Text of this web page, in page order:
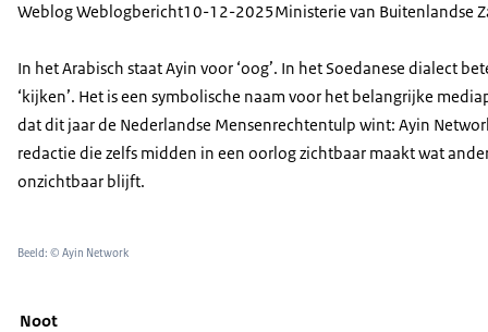
Weblog Weblogbericht10-12-2025Ministerie van Buitenlandse
In het Arabisch staat Ayin voor ‘oog’. In het Soedanese dialect
‘kijken’. Het is een symbolische naam voor het belangrijke
dat dit jaar de Nederlandse Mensenrechtentulp wint: Ayin
redactie die zelfs midden in een oorlog zichtbaar maakt wat
onzichtbaar blijft.
Beeld: © Ayin Network
Noot